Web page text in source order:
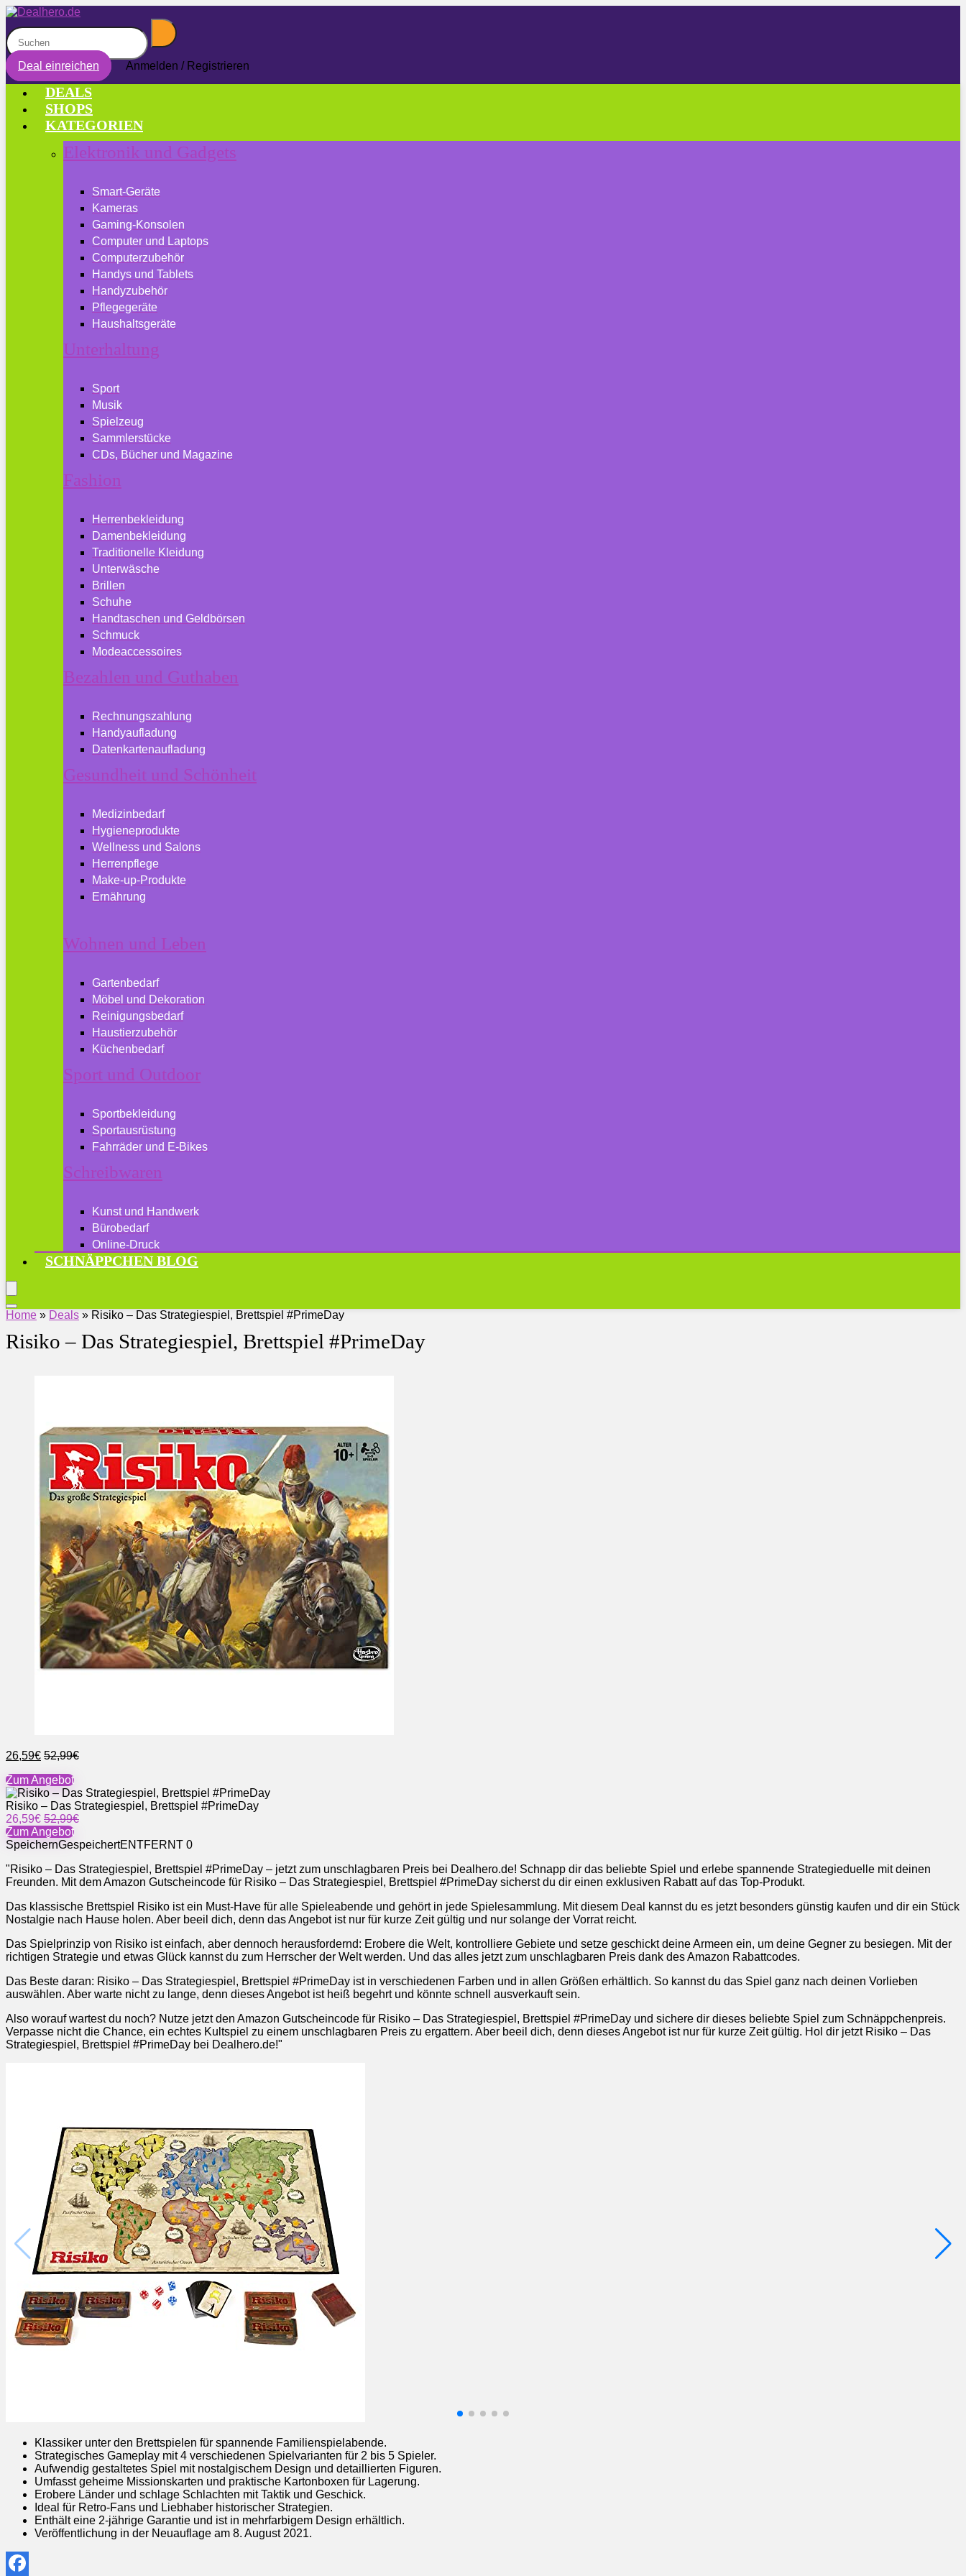
Deal einreichen Anmelden / Registrieren
DEALS
SHOPS
KATEGORIEN
Elektronik und Gadgets
Smart-Geräte
Kameras
Gaming-Konsolen
Computer und Laptops
Computerzubehör
Handys und Tablets
Handyzubehör
Pflegegeräte
Haushaltsgeräte
Unterhaltung
Sport
Musik
Spielzeug
Sammlerstücke
CDs, Bücher und Magazine
Fashion
Herrenbekleidung
Damenbekleidung
Traditionelle Kleidung
Unterwäsche
Brillen
Schuhe
Handtaschen und Geldbörsen
Schmuck
Modeaccessoires
Bezahlen und Guthaben
Rechnungszahlung
Handyaufladung
Datenkartenaufladung
Gesundheit und Schönheit
Medizinbedarf
Hygieneprodukte
Wellness und Salons
Herrenpflege
Make-up-Produkte
Ernährung
Wohnen und Leben
Gartenbedarf
Möbel und Dekoration
Reinigungsbedarf
Haustierzubehör
Küchenbedarf
Sport und Outdoor
Sportbekleidung
Sportausrüstung
Fahrräder und E-Bikes
Schreibwaren
Kunst und Handwerk
Bürobedarf
Online-Druck
SCHNÄPPCHEN BLOG
Home » Deals » Risiko – Das Strategiespiel, Brettspiel #PrimeDay
Risiko – Das Strategiespiel, Brettspiel #PrimeDay
26,59€ 52,99€
Zum Angebot
Risiko – Das Strategiespiel, Brettspiel #PrimeDay
26,59€ 52,99€
Zum Angebot
SpeichernGespeichertENTFERNT 0
"Risiko – Das Strategiespiel, Brettspiel #PrimeDay – jetzt zum unschlagbaren Preis bei Dealhero.de! Schnapp dir das beliebte Spiel und erlebe spannende Strategieduelle mit deinen
Freunden. Mit dem Amazon Gutscheincode für Risiko – Das Strategiespiel, Brettspiel #PrimeDay sicherst du dir einen exklusiven Rabatt auf das Top-Produkt.
Das klassische Brettspiel Risiko ist ein Must-Have für alle Spieleabende und gehört in jede Spielesammlung. Mit diesem Deal kannst du es jetzt besonders günstig kaufen und dir ein Stück
Nostalgie nach Hause holen. Aber beeil dich, denn das Angebot ist nur für kurze Zeit gültig und nur solange der Vorrat reicht.
Das Spielprinzip von Risiko ist einfach, aber dennoch herausfordernd: Erobere die Welt, kontrolliere Gebiete und setze geschickt deine Armeen ein, um deine Gegner zu besiegen. Mit der
richtigen Strategie und etwas Glück kannst du zum Herrscher der Welt werden. Und das alles jetzt zum unschlagbaren Preis dank des Amazon Rabattcodes.
Das Beste daran: Risiko – Das Strategiespiel, Brettspiel #PrimeDay ist in verschiedenen Farben und in allen Größen erhältlich. So kannst du das Spiel ganz nach deinen Vorlieben
auswählen. Aber warte nicht zu lange, denn dieses Angebot ist heiß begehrt und könnte schnell ausverkauft sein.
Also worauf wartest du noch? Nutze jetzt den Amazon Gutscheincode für Risiko – Das Strategiespiel, Brettspiel #PrimeDay und sichere dir dieses beliebte Spiel zum Schnäppchenpreis.
Verpasse nicht die Chance, ein echtes Kultspiel zu einem unschlagbaren Preis zu ergattern. Aber beeil dich, denn dieses Angebot ist nur für kurze Zeit gültig. Hol dir jetzt Risiko – Das
Strategiespiel, Brettspiel #PrimeDay bei Dealhero.de!"
Klassiker unter den Brettspielen für spannende Familienspielabende.
Strategisches Gameplay mit 4 verschiedenen Spielvarianten für 2 bis 5 Spieler.
Aufwendig gestaltetes Spiel mit nostalgischem Design und detaillierten Figuren.
Umfasst geheime Missionskarten und praktische Kartonboxen für Lagerung.
Erobere Länder und schlage Schlachten mit Taktik und Geschick.
Ideal für Retro-Fans und Liebhaber historischer Strategien.
Enthält eine 2-jährige Garantie und ist in mehrfarbigem Design erhältlich.
Veröffentlichung in der Neuauflage am 8. August 2021.